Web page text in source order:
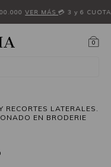
VER MÁS 💳 3 y 6
0
RECORTES LATERALES.
EN BRODERIE